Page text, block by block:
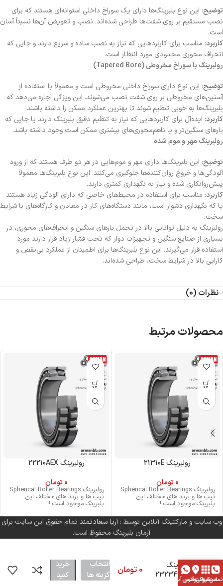
توضیح: این نوع بلبرینگ‌ها دارای یک سوراخ داخلی استوانه‌ای هستند که برای
نصب مستقیم بر روی شفت‌ها طراحی شده‌اند. نصب و تعویض آن‌ها نسبتاً آسان
است.
کاربرد: مناسب برای کاربردهایی که نیاز به نصب ساده و سریع دارند و جایی که
انحراف محوری محدودی مورد انتظار است.
رولبرینگ با سوراخ مخروطی (Tapered Bore)
توضیح: این نوع دارای سوراخ داخلی مخروطی است و معمولاً با استفاده از
آستین‌های مخروطی بر روی شفت نصب می‌شوند. این ویژگی اجازه می‌دهد که
بلبرینگ‌ها به خوبی تنظیم شوند تا بهترین عملکرد ممکن را داشته باشند.
کاربرد: ایده‌آل برای کاربردهایی که نیاز به تنظیم دقیق بلبرینگ دارند یا جایی که
بارهای سنگین‌تر و یا ناهم‌محوری‌های بیشتری ممکن است وجود داشته باشد.
رولبرینگ مهر و موم شده
توضیح: این بلبرینگ‌ها دارای مهر و موم‌هایی در هر دو طرف هستند که از ورود
آلودگی‌ها و خروج روان‌کننده‌ها جلوگیری می‌کنند. این نوع بلبرینگ‌ها معمولاً
پیش‌روانکاری شده و نیاز به نگهداری کمتری دارند.
کاربرد: مناسب برای استفاده در محیط‌های خاصی که دارای آلودگی زیاد هستند
یا که نگهداری دشوار است، مانند دستگاه‌های کار در معادن و کارگاه‌های با شرایط
سخت.
رولبرینگ به دلیل توانایی بالا در تحمل بارهای سنگین و انحراف‌های محوری، در
بسیاری از صنایع سنگین و تجهیزات دوار که تحت فشار زیاد قرار دارند مورد
استفاده قرار می‌گیرند. این نوع بلبرینگ‌ها برای اطمینان از عملکرد بی‌نقص و
کارایی بالا در شرایط سخت، طراحی شده‌اند.
نظرات (0)
محصولات مرتبط
رولبرینگ 21310E
0 تومان
رولبرینگ Spherical Roller Bearings
تیپ ها و برند های مختلف این
بلبرینگ موجود است !
رولبرینگ 22210AEX
0 تومان
رولبرینگ Spherical Roller Bearings
تیپ ها و برند های مختلف این
بلبرینگ موجود است !
وب سایت و مارکتینگ آنلاین توسط :آریا سعادتمندتمام حقوق این سایت برای
آرمان بلبرینگ محفوظ است.
رولبرینگ
23234A2X
0 تومان
انتخاب
گزینه ها
خرید
کنید
تماس
محصولات
کروکی آدرس
واتس آپ